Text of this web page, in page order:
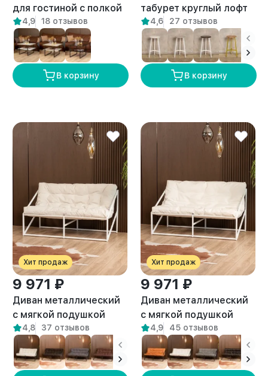
для гостиной с полкой
лофт Киву амаретто
4,9 18 отзывов
В корзину
табурет круглый лофт
Эна белый/амаретто
4,6 27 отзывов
В корзину
Хит продаж
9 971 ₽
Диван металлический
с мягкой подушкой
Кирья велюр белый/
белый
4,8 37 отзывов
Хит продаж
9 971 ₽
Диван металлический
с мягкой подушкой
Кирья кожа белый/
белый
4,9 45 отзывов